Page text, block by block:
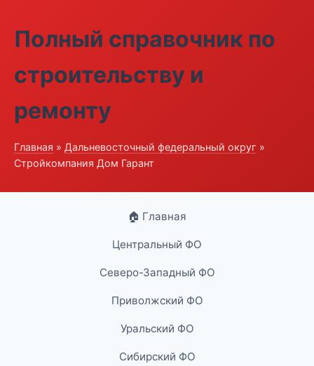
Полный справочник по
строительству и
ремонту
Главная » Дальневосточный федеральный округ »
Стройкомпания Дом Гарант
🏠 Главная
Центральный ФО
Северо-Западный ФО
Приволжский ФО
Уральский ФО
Сибирский ФО